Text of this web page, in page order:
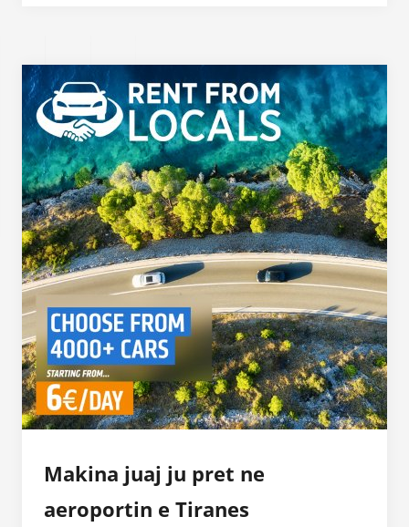
Makina juaj ju pret ne
aeroportin e Tiranes